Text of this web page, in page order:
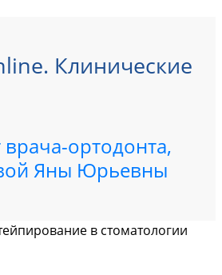
Клинические
ортодонта,
Яны Юрьевны